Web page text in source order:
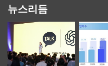
뉴스리듬